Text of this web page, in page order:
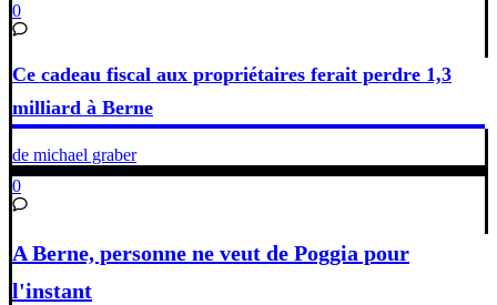
0
Ce cadeau fiscal aux propriétaires ferait perdre 1,3
milliard à Berne
de michael graber
0
A Berne, personne ne veut de Poggia pour
l'instant